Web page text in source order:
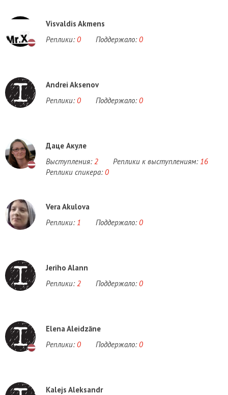
Visvaldis Akmens
Реплики: 0 Поддержало: 0
Andrei Aksenov
Реплики: 0 Поддержало: 0
Даце Акуле
Выступления: 2 Реплики к выступлениям: 16
Реплики спикера: 0
Vera Akulova
Реплики: 1 Поддержало: 0
Jeriho Alann
Реплики: 2 Поддержало: 0
Elena Aleidzāne
Реплики: 0 Поддержало: 0
Kalejs Aleksandr